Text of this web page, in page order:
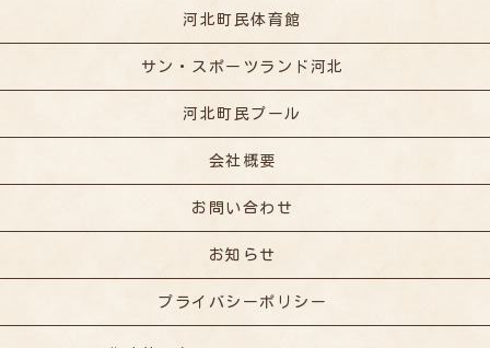
河北町民体育館
サン・スポーツランド河北
河北町民プール
会社概要
お問い合わせ
お知らせ
プライバシーポリシー